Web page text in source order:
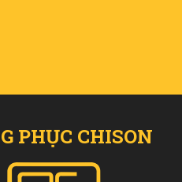
PHỤC CHISON